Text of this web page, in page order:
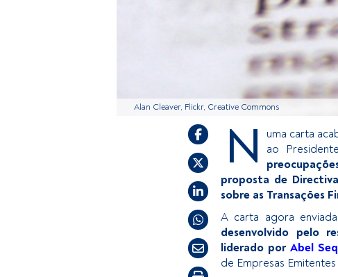
Alan Cleaver, Flickr, Creative Commons
N
uma carta
ao
proposta de
sobre as Transações
A carta agora
desenvolvido pelo
liderado por Abel
de Empresas